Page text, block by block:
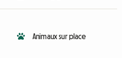
Animaux sur place